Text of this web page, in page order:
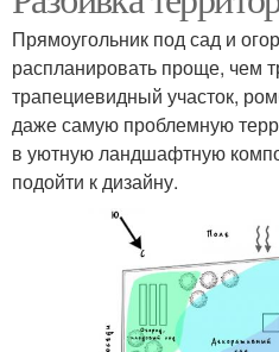
Прямоугольник под сад и
распланировать проще, чем
трапециевидный участок,
даже самую проблемную
в уютную ландшафтную
подойти к дизайну.